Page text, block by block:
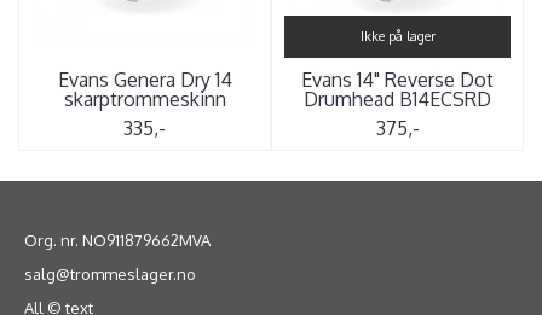
Evans Genera Dry 14
skarptrommeskinn
335,-
Ikke på lager
Evans 14" Reverse Dot
Drumhead B14ECSRD
375,-
Org. nr. NO911879662MVA
salg@trommeslager.no
All © text